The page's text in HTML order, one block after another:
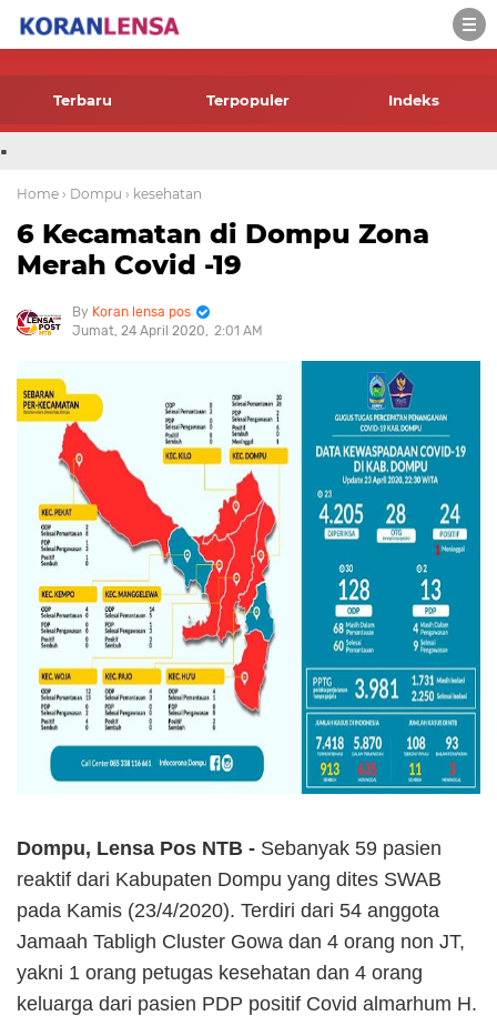
-->
Terbaru Terpopuler Indeks
.
Home › Dompu › kesehatan
6 Kecamatan di Dompu Zona
Merah Covid -19
Koran lensa pos
Jumat, 24 April 2020
2:01 AM
Dompu, Lensa Pos NTB - Sebanyak 59 pasien
reaktif dari Kabupaten Dompu yang dites SWAB
pada Kamis (23/4/2020). Terdiri dari 54 anggota
Jamaah Tabligh Cluster Gowa dan 4 orang non JT,
yakni 1 orang petugas kesehatan dan 4 orang
keluarga dari pasien PDP positif Covid almarhum H.